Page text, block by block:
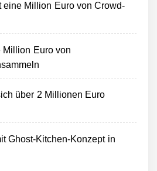
eine Million Euro von Crowd-
Euro von
über 2 Millionen Euro
Ghost-Kitchen-Konzept in